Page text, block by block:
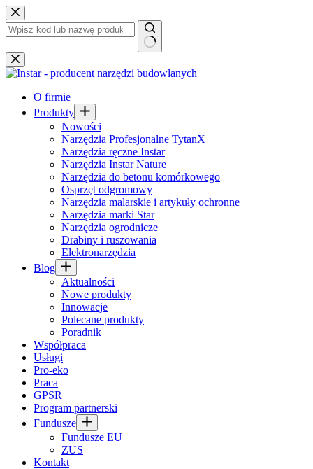
Przejdź
do
treści
Brak
wyników
O firmie
Produkty
Nowości
Narzędzia Profesjonalne TytanX
Narzędzia ręczne Instar
Narzędzia Instar Nature
Narzędzia do betonu komórkowego
Osprzęt odgromowy
Narzędzia malarskie i artykuły ochronne
Narzędzia marki Star
Narzędzia ogrodnicze
Drabiny i ruszowania
Elektronarzędzia
Blog
Aktualności
Nowe produkty
Innowacje
Polecane produkty
Poradnik
Współpraca
Usługi
Pro-eko
Praca
GPSR
Program partnerski
Fundusze
Fundusze EU
ZUS
Kontakt